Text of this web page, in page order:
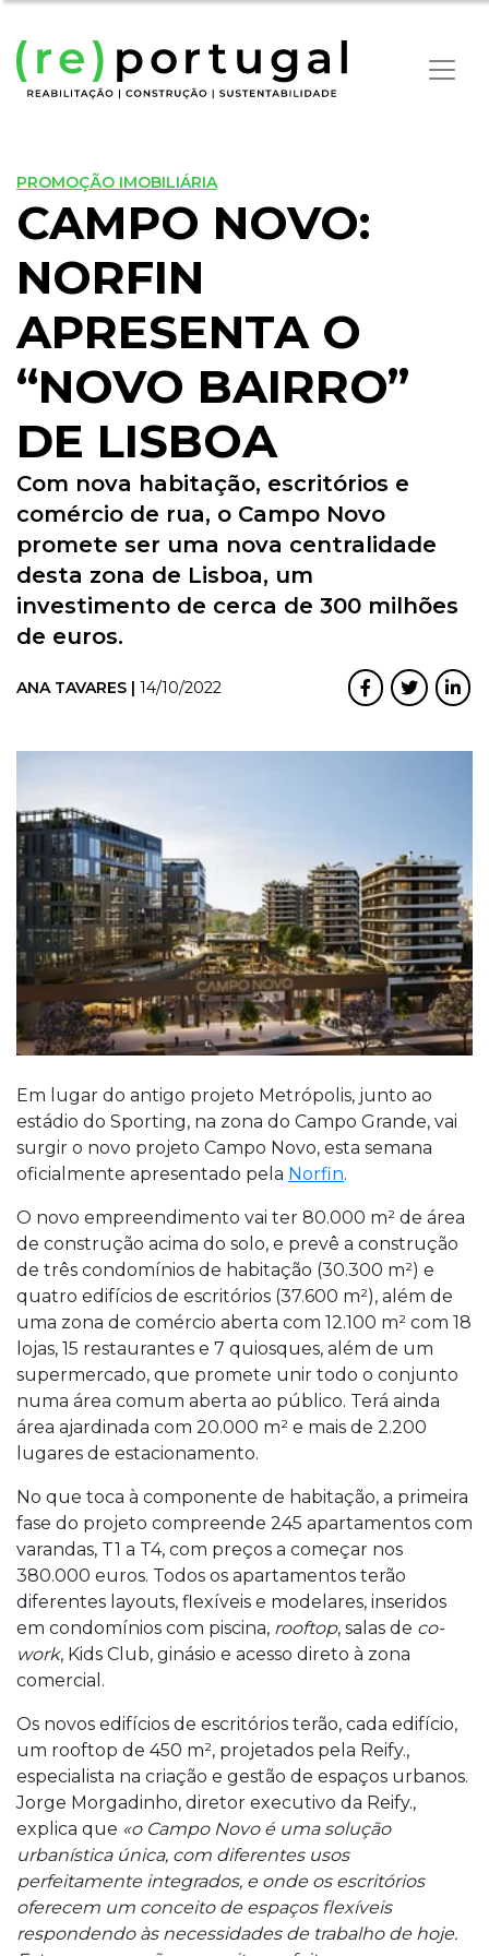
PROMOÇÃO IMOBILIÁRIA
CAMPO NOVO:
NORFIN
APRESENTA O
“NOVO BAIRRO”
DE LISBOA
Com nova habitação, escritórios e
comércio de rua, o Campo Novo
promete ser uma nova centralidade
desta zona de Lisboa, um
investimento de cerca de 300 milhões
de euros.
ANA TAVARES | 14/10/2022
Em lugar do antigo projeto Metrópolis, junto ao
estádio do Sporting, na zona do Campo Grande, vai
surgir o novo projeto Campo Novo, esta semana
oficialmente apresentado pela Norfin.
O novo empreendimento vai ter 80.000 m² de área
de construção acima do solo, e prevê a construção
de três condomínios de habitação (30.300 m²) e
quatro edifícios de escritórios (37.600 m²), além de
uma zona de comércio aberta com 12.100 m² com 18
lojas, 15 restaurantes e 7 quiosques, além de um
supermercado, que promete unir todo o conjunto
numa área comum aberta ao público. Terá ainda
área ajardinada com 20.000 m² e mais de 2.200
lugares de estacionamento.
No que toca à componente de habitação, a primeira
fase do projeto compreende 245 apartamentos com
varandas, T1 a T4, com preços a começar nos
380.000 euros. Todos os apartamentos terão
diferentes layouts, flexíveis e modelares, inseridos
em condomínios com piscina, rooftop, salas de co-
work, Kids Club, ginásio e acesso direto à zona
comercial.
Os novos edifícios de escritórios terão, cada edifício,
um rooftop de 450 m², projetados pela Reify.,
especialista na criação e gestão de espaços urbanos.
Jorge Morgadinho, diretor executivo da Reify.,
explica que «o Campo Novo é uma solução
urbanística única, com diferentes usos
perfeitamente integrados, e onde os escritórios
oferecem um conceito de espaços flexíveis
respondendo às necessidades de trabalho de hoje.